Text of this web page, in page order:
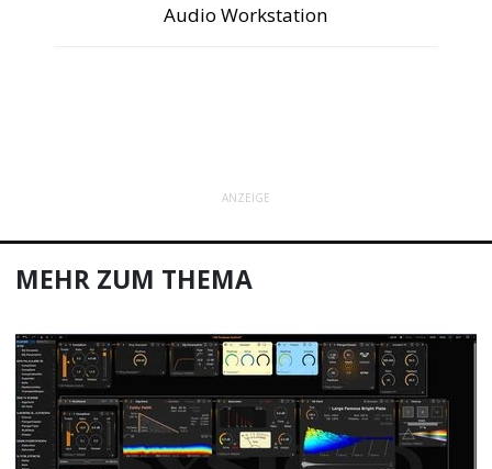
Audio Workstation
ANZEIGE
MEHR ZUM THEMA